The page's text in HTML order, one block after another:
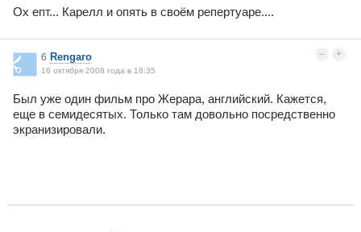
Ох епт... Карелл и опять в своём репертуаре....
– +
6 Rengaro
16 октября 2008 года в 18:35
Был уже один фильм про Жерара, английский. Кажется,
еще в семидесятых. Только там довольно посредственно
экранизировали.